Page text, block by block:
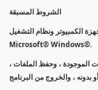
الشروط المسبقة
الكمبيوتر ونظام التشغيل
Microsoft® Windows®.
الموجودة ، وحفظ الملفات ،